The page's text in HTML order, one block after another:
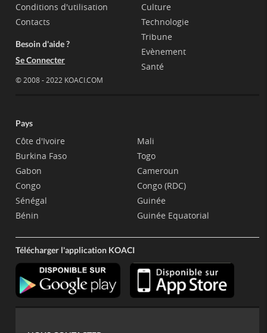
Conditions d'utilisation
Contacts
Besoin d'aide ?
Se Connecter
© 2008 - 2022 KOACI.COM
Culture
Technologie
Tribune
Evènement
Santé
Pays
Côte d'Ivoire
Burkina Faso
Gabon
Congo
Sénégal
Bénin
Mali
Togo
Cameroun
Congo (RDC)
Guinée
Guinée Equatorial
Télécharger l'application KOACI